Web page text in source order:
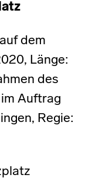
dem
Länge:
des
Auftrag
Regie: